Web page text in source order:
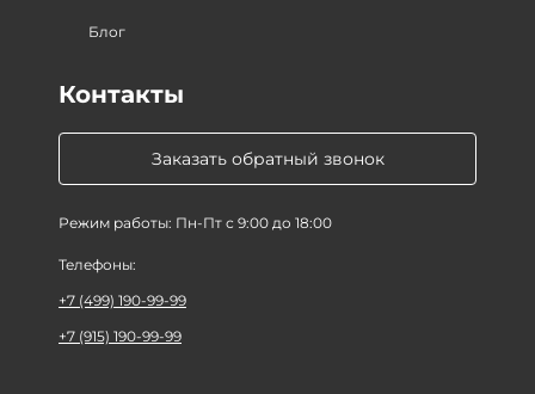
Блог
Заказать обратный звонок
Режим работы: Пн-Пт с 9:00 до 18:00
Контакты
Телефоны:
+7 (499) 190-99-99
+7 (915) 190-99-99